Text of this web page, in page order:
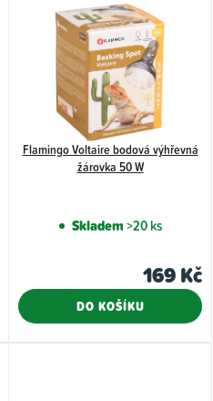
Flamingo Voltaire bodová výhřevná
žárovka 50 W
Skladem>20 ks
169 Kč
DO KOŠÍKU